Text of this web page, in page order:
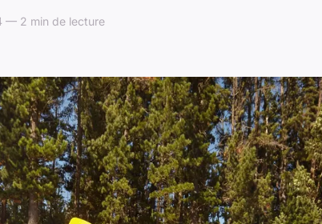
— 2 min de lecture